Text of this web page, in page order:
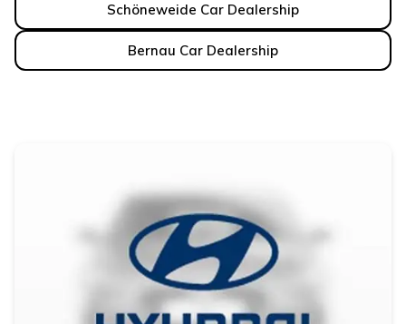
Schöneweide Car Dealership
Bernau Car Dealership